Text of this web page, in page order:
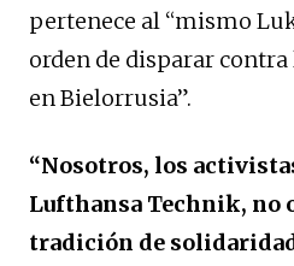
pertenece al “mismo
orden de disparar
en Bielorrusia”.
“Nosotros, los
Lufthansa Technik, no
tradición de